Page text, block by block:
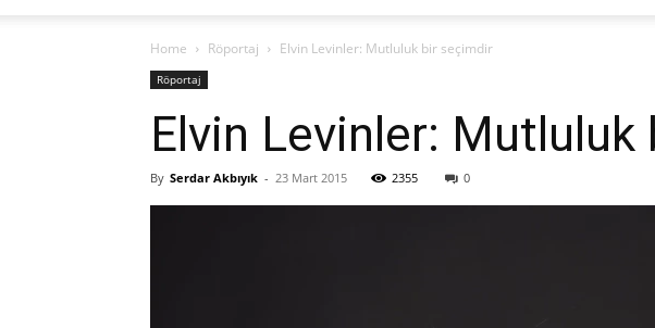
Home Röportaj Elvin Levinler: Mutluluk bir seçimdir
Röportaj
Elvin Levinler:
By Serdar Akbıyık - 23 Mart 2015 2355 0